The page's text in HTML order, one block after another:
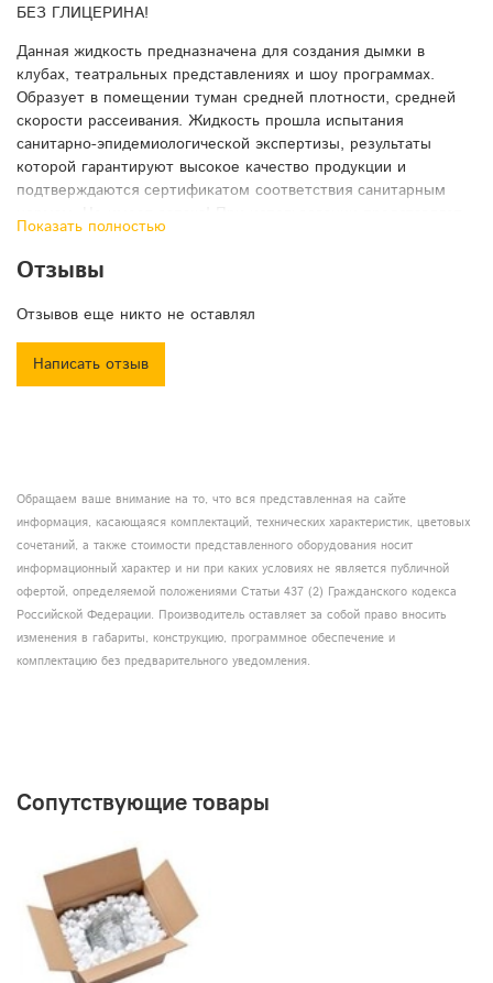
БЕЗ ГЛИЦЕРИНА!
Данная жидкость предназначена для создания дымки в
клубах, театральных представлениях и шоу программах.
Образует в помещении туман средней плотности, средней
скорости рассеивания. Жидкость прошла испытания
санитарно-эпидемиологической экспертизы, результаты
которой гарантируют высокое качество продукции и
подтверждаются сертификатом соответствия санитарным
собой свежую паровую дымку. Не забивает генераторы дыма
и защищает от отложений внутри нагревательного элемента.
После использования не оставляет следов на мебели и
прочих поверхностях.
Подходит для всех марок генераторов дыма нагревательного
типа мощностью более 500W.
Показать полностью
Отзывы
Отзывов еще никто не оставлял
Написать отзыв
Обращаем ваше внимание на то, что вся представленная на сайте
информация, касающаяся комплектаций, технических характеристик, цветовых
сочетаний, а также стоимости представленного оборудования носит
информационный характер и ни при каких условиях не является публичной
офертой, определяемой положениями Статьи 437 (2) Гражданского кодекса
Российской Федерации. Производитель оставляет за собой право вносить
изменения в габариты, конструкцию, программное обеспечение и
комплектацию без предварительного уведомления.
Сопутствующие товары